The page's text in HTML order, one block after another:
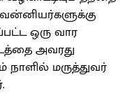
ஒரு வார
அவரது
நாளில் மருத்துவர்